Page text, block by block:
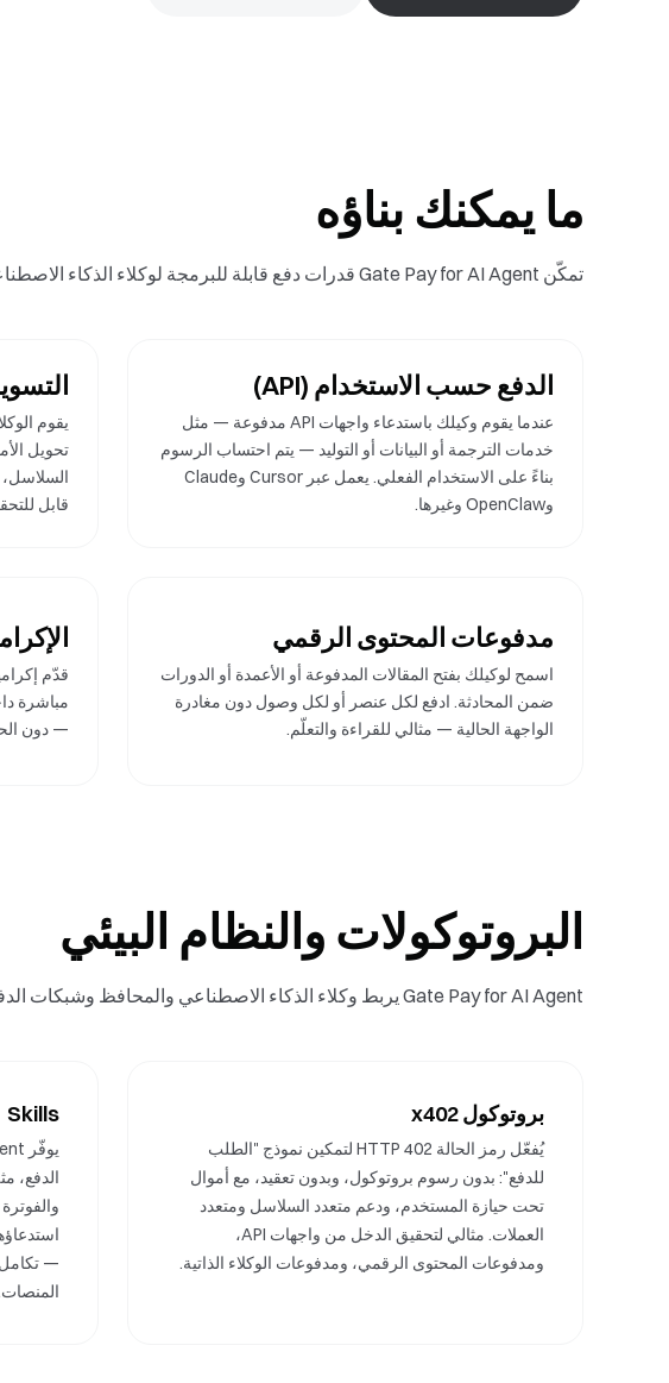
ما يمكنك بناؤه
تمكّن Gate Pay for AI Agent قدرات دفع قابلة للبرمجة لوكلاء الذكاء الاصطناعي عبر استدعاءات API، وتحقيق الدخل من المحتوى، والاشتراكات، والتعاون بين الوكلاء، والتسوية الآلية.
الدفع حسب الاستخدام (API)
عندما يقوم وكيلك باستدعاء واجهات API مدفوعة — مثل
خدمات الترجمة أو البيانات أو التوليد — يتم احتساب الرسوم
بناءً على الاستخدام الفعلي. يعمل عبر Cursor وClaude
وOpenClaw وغيرها.
تحويل
قابل
مدفوعات المحتوى الرقمي
اسمح لوكيلك بفتح المقالات المدفوعة أو الأعمدة أو الدورات
ضمن المحادثة. ادفع لكل عنصر أو لكل وصول دون مغادرة
الواجهة الحالية — مثالي للقراءة والتعلّم.
قدّم
مباشرة
— دون
البروتوكولات والنظام البيئي
Gate Pay for AI Agent يربط وكلاء الذكاء الاصطناعي والمحافظ وشبكات الدفع عبر x402 وSkills وMCP لتوفير إمكانيات دفع موحدة.
بروتوكول x402
يُفعّل رمز الحالة HTTP 402 لتمكين نموذج "الطلب
للدفع": بدون رسوم بروتوكول، وبدون تعقيد، مع أموال
تحت حيازة المستخدم، ودعم متعدد السلاسل ومتعدد
العملات. مثالي لتحقيق الدخل من واجهات API،
ومدفوعات المحتوى الرقمي، ومدفوعات الوكلاء الذاتية.
Skills
الدفع،
— تكامل